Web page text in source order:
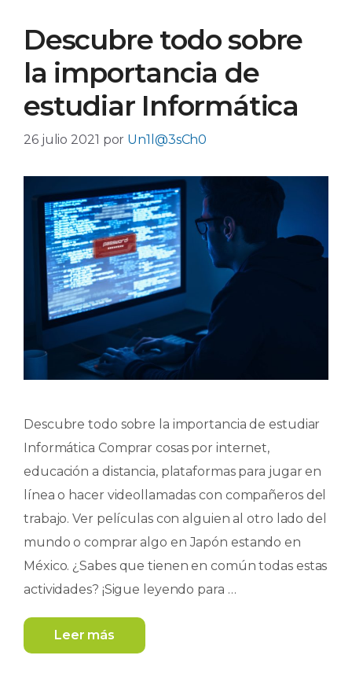
Descubre todo sobre
la importancia de
estudiar Informática
26 julio 2021 por Un1l@3sCh0
Descubre todo sobre la importancia de estudiar
Informática Comprar cosas por internet,
educación a distancia, plataformas para jugar en
línea o hacer videollamadas con compañeros del
trabajo. Ver películas con alguien al otro lado del
mundo o comprar algo en Japón estando en
México. ¿Sabes que tienen en común todas estas
actividades? ¡Sigue leyendo para …
Leer más